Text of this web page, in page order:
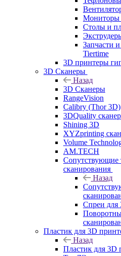
Мониторы
Столы и
Запчасти
Tiertime
3D принтеры
3D Сканеры
Назад
3D Сканеры
RangeVision
Calibry (Thor 3D)
3DQuality
Shining 3D
XYZprinting
Volume
AM.TECH
Сопутствующие
сканирования
Назад
Спреи для
Пластик для 3D
Назад
Пластик для 3D